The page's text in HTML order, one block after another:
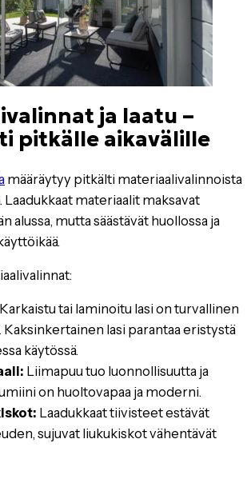
ja laatu –
pitkälle aikavälille
määräytyy pitkälti materiaalivalinnoista
Laadukkaat materiaalit maksavat
alussa, mutta säästävät huollossa ja
Karkaistu tai laminoitu lasi on turvallinen
Kaksinkertainen lasi parantaa eristystä
käytössä.
Liimapuu tuo luonnollisuutta ja
on huoltovapaa ja moderni.
Laadukkaat tiivisteet estävät
sujuvat liukukiskot vähentävät